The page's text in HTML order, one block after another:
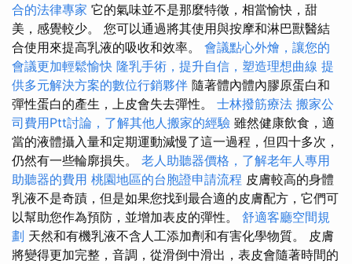
合的法律專家 它的氣味並不是那麼特徵，相當愉快，甜
美，感覺較少。 您可以通過將其使用與按摩和淋巴獸醫結
合使用來提高乳液的吸收和效率。 會議點心外燴，讓您的
會議更加輕鬆愉快 隆乳手術，提升自信，塑造理想曲線 提
供多元解決方案的數位行銷夥伴 隨著體內體內膠原蛋白和
彈性蛋白的產生，上皮會失去彈性。 士林撥筋療法 搬家公
司費用Ptt討論，了解其他人搬家的經驗 雖然健康飲食，適
當的液體攝入量和定期運動減慢了這一過程，但四十多次，
仍然有一些輪廓損失。 老人助聽器價格，了解老年人專用
助聽器的費用 桃園地區的台胞證申請流程 皮膚較高的身體
乳液不是奇蹟，但是如果您找到最合適的皮膚配方，它們可
以幫助您作為預防，並增加表皮的彈性。 舒適客廳空間規
劃 天然和有機乳液不含人工添加劑和有害化學物質。 皮膚
將變得更加完整，音調，從滑倒中滑出，表皮會隨著時間的